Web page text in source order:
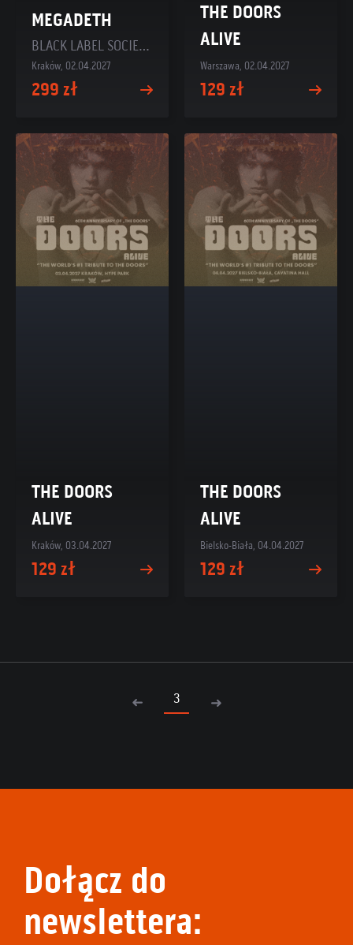
MEGADETH
BLACK LABEL SOCIETY + TESTAMENT
Kraków, 02.04.2027
299 zł
THE DOORS
ALIVE
Warszawa, 02.04.2027
129 zł
THE DOORS
ALIVE
Kraków, 03.04.2027
129 zł
THE DOORS
ALIVE
Bielsko-Biała, 04.04.2027
129 zł
3
Dołącz do
newslettera: